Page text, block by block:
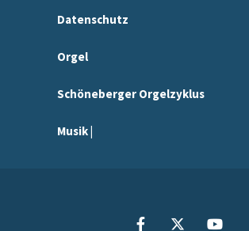
Datenschutz
Orgel
Schöneberger Orgelzyklus
Musik |